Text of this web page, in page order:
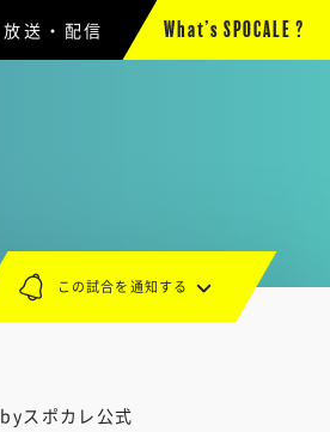
放送・配信 What’s SPOCALE ?
byスポカレ公式
この試合を通知する